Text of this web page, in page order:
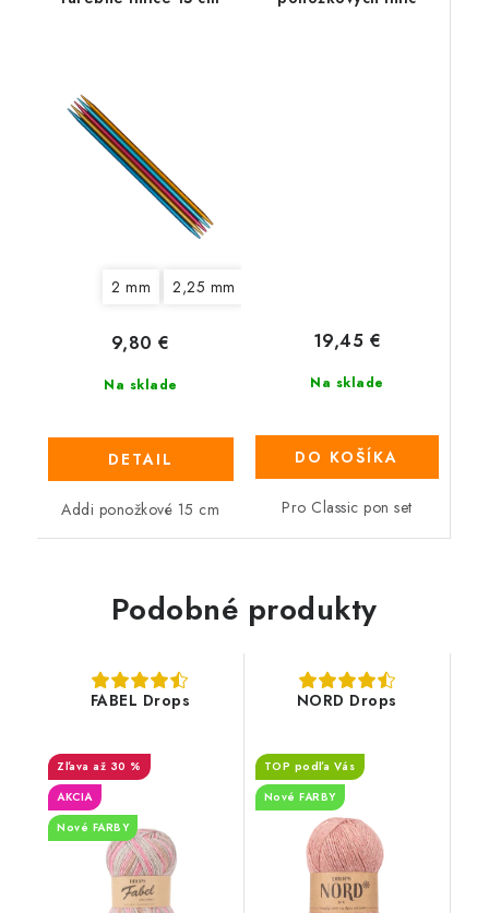
2 mm 2,25 mm
Na sklade
9,80 €
DETAIL
Addi ponožkové 15 cm
Na sklade
19,45 €
DO KOŠÍKA
Pro Classic pon set
Podobné produkty
FABEL Drops
až 30 %
AKCIA
Nové FARBY
NORD Drops
TOP podľa Vás
Nové FARBY